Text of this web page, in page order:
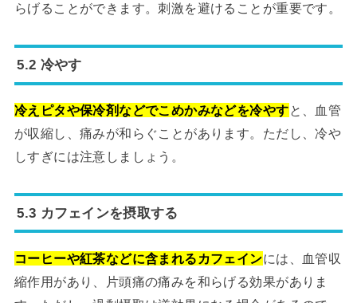
らげることができます。刺激を避けることが重要です。
5.2 冷やす
冷えピタや保冷剤などでこめかみなどを冷やすと、血管
が収縮し、痛みが和らぐことがあります。ただし、冷や
しすぎには注意しましょう。
5.3 カフェインを摂取する
コーヒーや紅茶などに含まれるカフェインには、血管収
縮作用があり、片頭痛の痛みを和らげる効果がありま